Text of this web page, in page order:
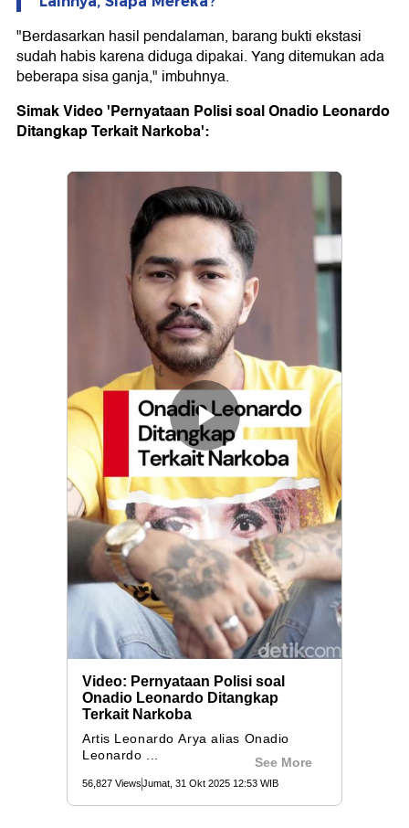
"Berdasarkan hasil pendalaman, barang bukti ekstasi
sudah habis karena diduga dipakai. Yang ditemukan ada
beberapa sisa ganja," imbuhnya.
Simak Video 'Pernyataan Polisi soal Onadio Leonardo
Ditangkap Terkait Narkoba':